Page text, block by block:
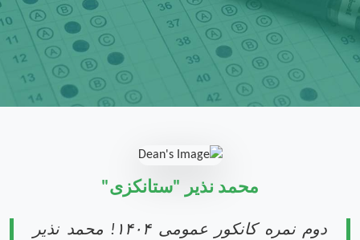
محمد نذیر "ستانکزی"
دوم نمره کانکور عمومی ۱۴۰۴! محمد نذیر